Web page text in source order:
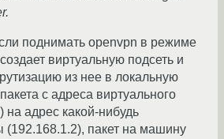
поднимать openvpn в режиме
виртуальную подсеть и
из нее в локальную
с адреса виртуального
на адрес какой-нибудь
пакет на машину